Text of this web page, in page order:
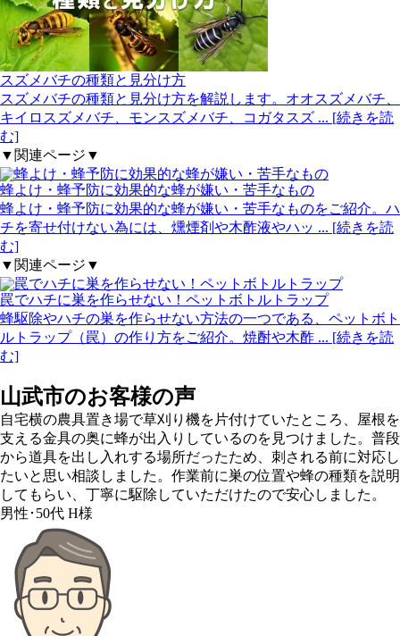
スズメバチの種類と見分け方
スズメバチの種類と見分け方を解説します。オオスズメバチ、
キイロスズメバチ、モンスズメバチ、コガタスズ ... [続きを読
む]
▼関連ページ▼
蜂よけ・蜂予防に効果的な蜂が嫌い・苦手なもの
蜂よけ・蜂予防に効果的な蜂が嫌い・苦手なものをご紹介。ハ
チを寄せ付けない為には、燻煙剤や木酢液やハッ ... [続きを読
む]
▼関連ページ▼
罠でハチに巣を作らせない！ペットボトルトラップ
蜂駆除やハチの巣を作らせない方法の一つである、ペットボト
ルトラップ（罠）の作り方をご紹介。焼酎や木酢 ... [続きを読
む]
山武市のお客様の声
自宅横の農具置き場で草刈り機を片付けていたところ、屋根を
支える金具の奥に蜂が出入りしているのを見つけました。普段
から道具を出し入れする場所だったため、刺される前に対応し
たいと思い相談しました。作業前に巣の位置や蜂の種類を説明
してもらい、丁寧に駆除していただけたので安心しました。
男性･50代 H様